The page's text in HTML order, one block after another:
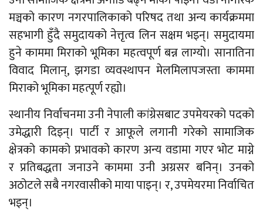
मञ्चको कारण नगरपालिकाको परिषद तथा अन्य कार्यक्रममा
सहभागी हुँदै समुदायको नेत्तृत्व लिन सक्षम भइन्। समुदायमा
हुने काममा मिराको भूमिका महत्वपूर्ण बन्न लाग्यो। सानातिना
विवाद मिलान्, झगडा व्यवस्थापन मेलमिलापजस्ता काममा
मिराको भूमिका महत्पूर्ण रह्यो।
स्थानीय निर्वाचनमा उनी नेपाली कांग्रेसबाट उपमेयरको पदको
उमेद्धारी दिइन्। पार्टी र आफूले लगानी गरेको सामाजिक
क्षेत्रको कामको प्रभावको कारण अन्य वडामा गएर भोट माग्ने
र प्रतिबद्धता जनाउने काममा उनी अग्रसर बनिन्। उनको
अठोटले सबै नगरवासीको माया पाइन्। र, उपमेयरमा निर्वाचित
भइन्।